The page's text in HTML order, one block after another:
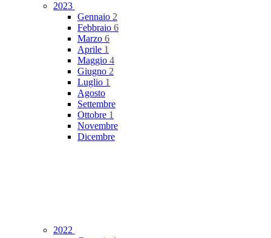
2023
Gennaio 2
Febbraio 6
Marzo 6
Aprile 1
Maggio 4
Giugno 2
Luglio 1
Agosto
Settembre
Ottobre 1
Novembre
Dicembre
2022